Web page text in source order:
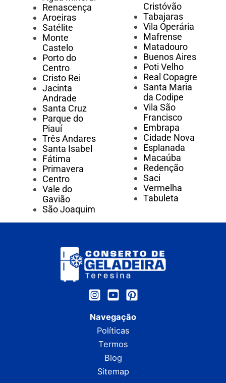
Renascença
Aroeiras
Satélite
Monte
Castelo
Porto do
Centro
Cristo Rei
Jacinta
Andrade
Santa Cruz
Parque do
Piauí
Três Andares
Santa Isabel
Fátima
Primavera
Centro
Vale do
Gavião
São Joaquim
Cristóvão
Tabajaras
Vila Operária
Mafrense
Matadouro
Buenos Aires
Poti Velho
Real Copagre
Santa Maria
da Codipe
Vila São
Francisco
Embrapa
Cidade Nova
Esplanada
Macaúba
Redenção
Saci
Vermelha
Tabuleta
Navegação
Políticas
Termos
Blog
Sitemap